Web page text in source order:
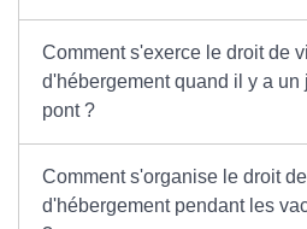
Comment s'exerce le droit de
d'hébergement quand il y a un
pont ?
Comment s'organise le droit
d'hébergement pendant les